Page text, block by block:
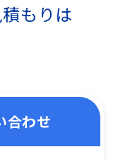
もりは
合わせ